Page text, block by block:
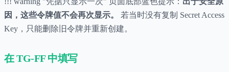
因，这些令牌值不会再次显示。
若当时没有复制 Secret Access
Key，只能删除旧令牌并重新创建。
在 TG-FF 中填写